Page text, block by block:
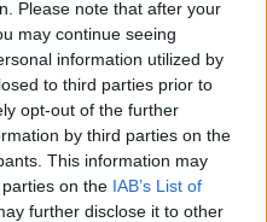
Please note that after your
may continue seeing
information utilized by
to third parties prior to
opt-out of the further
by third parties on the
This information may
on the IAB’s List of
further disclose it to other
és az ágy mellé
míg a többiek
veszi a várost, de már
egyes oszlopot,
mert minden,minden